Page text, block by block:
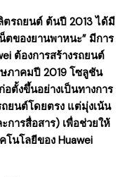
ตรถยนต์ ต้นปี 2013 ได้มี
ตของยานพาหนะ” มีการ
ต้องการสร้างรถยนต์
ภาคมปี 2019 โซลูชัน
ตั้งขึ้นอย่างเป็นทางการ
ถยนต์โดยตรง แต่มุ่งเน้น
การสื่อสาร) เพื่อช่วยให้
นโลยีของ Huawei